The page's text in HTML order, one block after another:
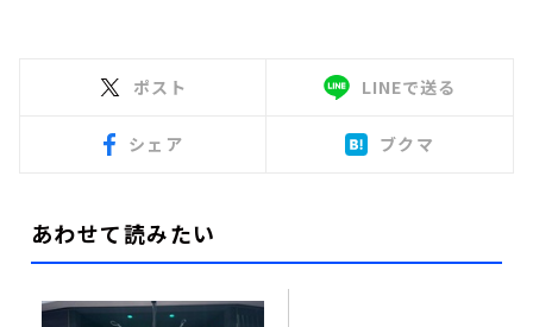
ポスト LINEで送る
シェア ブクマ
あわせて読みたい